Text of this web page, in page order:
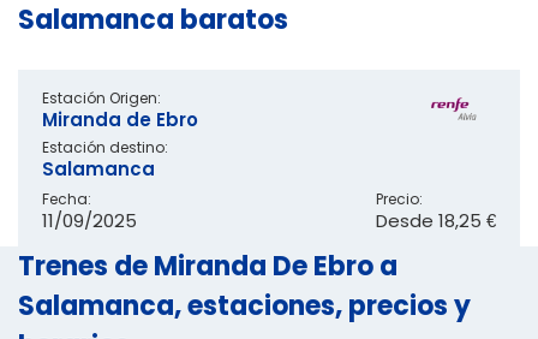
Salamanca baratos
Estación Origen:
Miranda de Ebro
Estación destino:
Salamanca
Fecha:
11/09/2025
Precio:
Desde 18,25 €
Trenes de Miranda De Ebro a
Salamanca, estaciones, precios y